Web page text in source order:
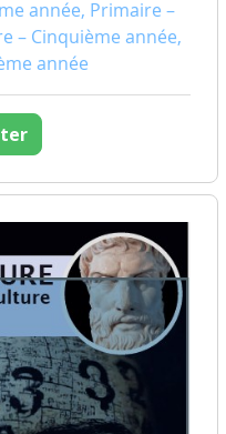
année, Primaire –
– Cinquième année,
année